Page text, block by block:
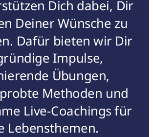
Dich dabei, Dir
Deiner Wünsche zu
Dafür bieten wir Dir
Impulse,
Übungen,
Methoden und
Live-Coachings für
Lebensthemen.